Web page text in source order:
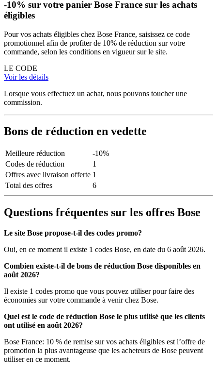
-10% sur votre panier Bose France sur les achats
éligibles
Pour vos achats éligibles chez Bose France, saisissez ce code
promotionnel afin de profiter de 10% de réduction sur votre
commande, selon les conditions en vigueur sur le site.
LE CODE
Voir les détails
Lorsque vous effectuez un achat, nous pouvons toucher une
commission.
Bons de réduction en vedette
Meilleure réduction
-10%
Codes de réduction
1
Offres avec livraison offerte 1
Total des offres
6
Questions fréquentes sur les offres Bose
Le site Bose propose-t-il des codes promo?
Oui, en ce moment il existe 1 codes Bose, en date du 6 août 2026.
Combien existe-t-il de bons de réduction Bose disponibles en
août 2026?
Il existe 1 codes promo que vous pouvez utiliser pour faire des
économies sur votre commande à venir chez Bose.
Quel est le code de réduction Bose le plus utilisé que les clients
ont utilisé en août 2026?
Bose France: 10 % de remise sur vos achats éligibles est l’offre de
promotion la plus avantageuse que les acheteurs de Bose peuvent
utiliser en ce moment.